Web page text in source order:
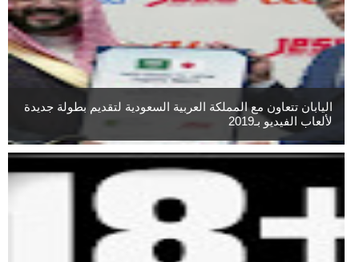
اليابان تتعاون مع المملكة العربية السعودية لتقديم بطولة جديدة
لألعاب الفيديو بـ2019